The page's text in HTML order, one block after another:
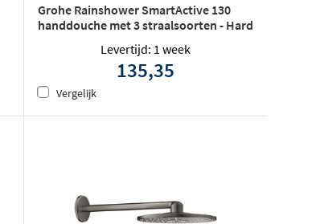
Grohe Rainshower SmartActive 130
handdouche met 3 straalsoorten - Hard
graphite geborsteld
Levertijd: 1 week
135,35
Vergelijk